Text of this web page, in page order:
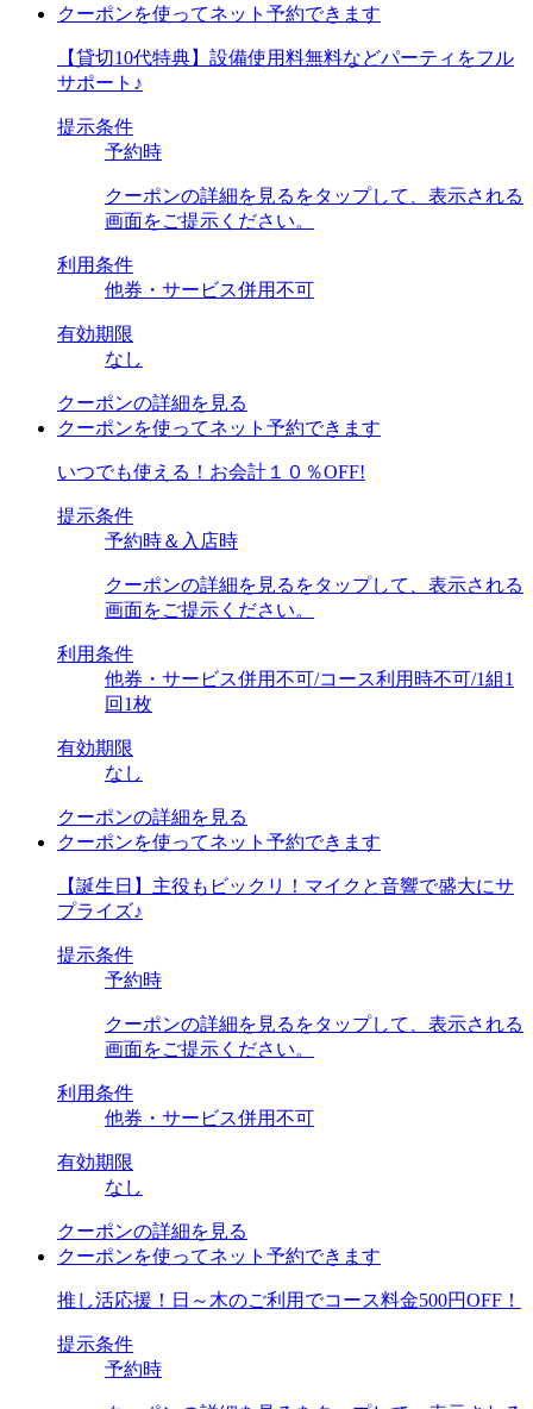
クーポンを使ってネット予約できます
【貸切10代特典】設備使用料無料などパーティをフル
サポート♪
提示条件
予約時
クーポンの詳細を見るをタップして、表示される
画面をご提示ください。
利用条件
他券・サービス併用不可
有効期限
なし
クーポンの詳細を見る
クーポンを使ってネット予約できます
いつでも使える！お会計１０％OFF!
提示条件
予約時＆入店時
クーポンの詳細を見るをタップして、表示される
画面をご提示ください。
利用条件
他券・サービス併用不可/コース利用時不可/1組1
回1枚
有効期限
なし
クーポンの詳細を見る
クーポンを使ってネット予約できます
【誕生日】主役もビックリ！マイクと音響で盛大にサ
プライズ♪
提示条件
予約時
クーポンの詳細を見るをタップして、表示される
画面をご提示ください。
利用条件
他券・サービス併用不可
有効期限
なし
クーポンの詳細を見る
クーポンを使ってネット予約できます
推し活応援！日～木のご利用でコース料金500円OFF！
提示条件
予約時